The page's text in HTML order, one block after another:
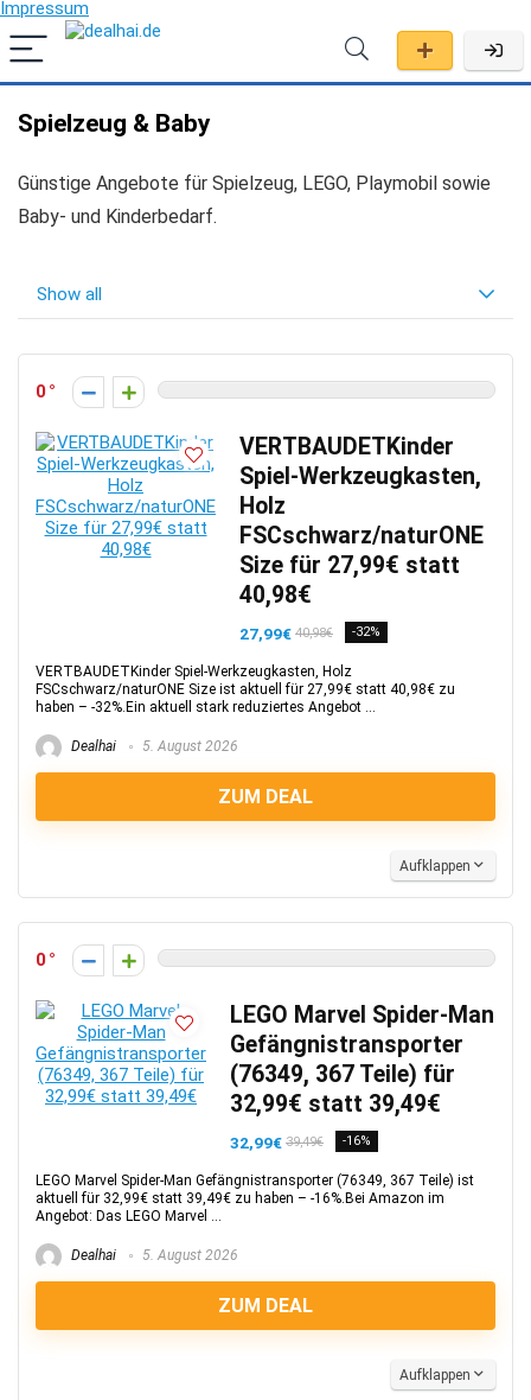
Impressum
Spielzeug & Baby
Günstige Angebote für Spielzeug, LEGO, Playmobil sowie
Baby- und Kinderbedarf.
Show all
0
VERTBAUDETKinder
Spiel-Werkzeugkasten,
Holz
FSCschwarz/naturONE
Size für 27,99€ statt
40,98€
27,99€ 40,98€ -32%
VERTBAUDETKinder Spiel-Werkzeugkasten, Holz
FSCschwarz/naturONE Size ist aktuell für 27,99€ statt 40,98€ zu
haben – -32%.Ein aktuell stark reduziertes Angebot ...
Dealhai 5. August 2026
ZUM DEAL
Aufklappen
0
LEGO Marvel Spider-Man
Gefängnistransporter
(76349, 367 Teile) für
32,99€ statt 39,49€
32,99€ 39,49€ -16%
LEGO Marvel Spider-Man Gefängnistransporter (76349, 367 Teile) ist
aktuell für 32,99€ statt 39,49€ zu haben – -16%.Bei Amazon im
Angebot: Das LEGO Marvel ...
Dealhai 5. August 2026
ZUM DEAL
Aufklappen